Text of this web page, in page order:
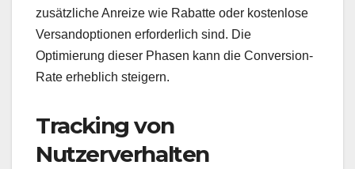
zusätzliche Anreize wie Rabatte oder kostenlose
Versandoptionen erforderlich sind. Die
Optimierung dieser Phasen kann die Conversion-
Rate erheblich steigern.
Tracking von
Nutzerverhalten